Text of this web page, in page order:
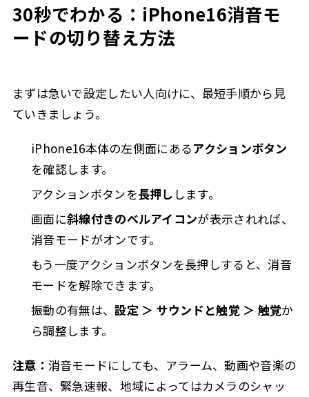
30秒でわかる：iPhone16消音モ
ードの切り替え方法
まずは急いで設定したい人向けに、最短手順から見
ていきましょう。
iPhone16本体の左側面にあるアクションボタン
を確認します。
アクションボタンを長押し します。
画面に斜線付きのベルアイコンが表示されれば、
消音モードがオンです。
もう一度アクションボタンを長押しすると、消音
モードを解除できます。
振動の有無は、設定 ＞ サウンドと触覚 ＞ 触覚か
ら調整します。
注意： 消音モードにしても、アラーム、動画や音楽の
再生音、緊急速報、地域によってはカメラのシャッ
4.5.2 電話を受けたくない場合の設定
4.5.3 特定の人からの電話だけ受けたい場合
定方法
4.6.1 バイブレーションありにする手順
4.6.3
バイブレーションが作動しないときの確認ポイン
ト
4.7
iPhone16消音モードと集中モードの違い
4.8 iPhone16消音モードでよくある失敗
い
4.8.2 消音モードなのにアラームが鳴る
4.8.3 消音モードなのに動画の音が出る
4.8.4 バイブが鳴らない
4.8.5 着信に気づけない
4.9
iPhone16を静かに快適に使うためのアクセサリー選び